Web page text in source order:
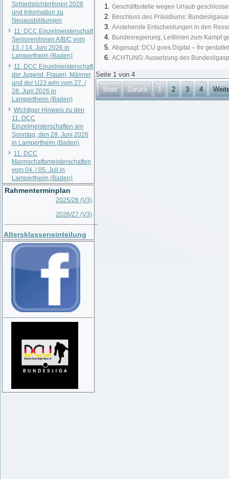
SchiedsrichterInnen 2026
und Information zu
Neuausbildungen
11. DCC Einzelmeisterschaft
Senioren/innen A/B/C vom
13. / 14. Juni 2026 in
Lampertheim (Baden)
11. DCC Einzelmeisterschaft
der Jugend, Frauen, Männer
und der U23 w/m vom 27. /
28. Juni 2026 in
Lampertheim (Baden)
Wichtiger Hinweis zu den
11. DCC
Einzelmeisterschaften am
Sonntag, den 28. Juni 2026
in Lampertheim (Baden)
11. DCC
Mannschaftsmeisterschaften
vom 04. / 05. Juli in
Lampertheim (Baden)
Rahmenterminplan
2025/26 (V3)
2026/27 (V3)
Altersklasseneinteilung
Geschäftsstelle wegen Urlaub
Beschluss des Präsidiums:
Anstehende Entscheidungen in den
Bundesregierung: Leitlinien zum Kampf
Abgesagt: DCU goes Digital – Ihr
ACHTUNG: Aussetzung des
Seite 1 von 4
Start
Zurück 1 2 3 4